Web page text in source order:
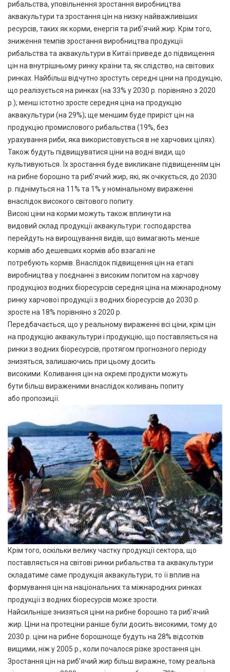
рибальства, уповільнення зростання виробництва
аквакультури та зростання цін на низку найважливіших
ресурсів, таких як корми, енергія та риб’ячий жир. Крім того,
зниження темпів зростання виробництва продукції
рибальства та аквакультури в Китаї приведе до підвищення
цін на внутрішньому ринку країни та, як слідство, на світових
ринках. Найбільш відчутно зростуть середні ціни на продукцію,
що реалізується на ринках (на 33% у 2030 р. порівняно з 2020
р.); менш істотно зросте середня ціна на продукцію
аквакультури (на 29%); ще меншим буде приріст цін на
продукцію промислового рибальства (19%, без
урахування риби, яка використовується в не харчових цілях).
Також будуть підвищуватися ціни на водні види, що
культивуються. Їх зростання буде викликане підвищенням цін
на рибне борошно та риб’ячий жир, які, як очікується, до 2030
р. піднімуться на 11% та 1% у номінальному вираженні
внаслідок високого світового попиту.
Високі ціни на корми можуть також вплинути на
видовий склад продукції аквакультури: господарства
перейдуть на вирощування видів, що вимагають менше
кормів або дешевших кормів або взагалі не
потребують кормів. Внаслідок підвищення цін на етапі
виробництва у поєднанні з високим попитом на харчову
продукціюз водних біоресурсів середня ціна на міжнародному
ринку харчової продукції з водних біоресурсів до 2030 р.
зросте на 18% порівняно з 2020 р.
Передбачається, що у реальному вираженні всі ціни, крім цін
на продукцію аквакультури і продукцію, що поставляється на
ринки з водних біоресурсів, протягом прогнозного періоду
знизяться, залишаючись при цьому досить
високими. Коливання цін на окремі продукти можуть
бути більш вираженими внаслідок коливань попиту
або пропозиції.
Крім того, оскільки велику частку продукції сектора, що
поставляється на світові ринки рибальства та аквакультури
складатиме саме продукція аквакультури, то її вплив на
формування цін на національних та міжнародних ринках
продукції з водних біоресурсів може зрости.
Найсильніше знизяться ціни на рибне борошно та риб’ячий
жир. Ціни на протеціни раніше були досить високими, тому до
2030 р. ціни на рибне борошноще будуть на 28% відсотків
вищими, ніж у 2005 р., коли почалося різке зростання цін.
Зростання цін на риб’ячий жир більш виражне, тому реальна